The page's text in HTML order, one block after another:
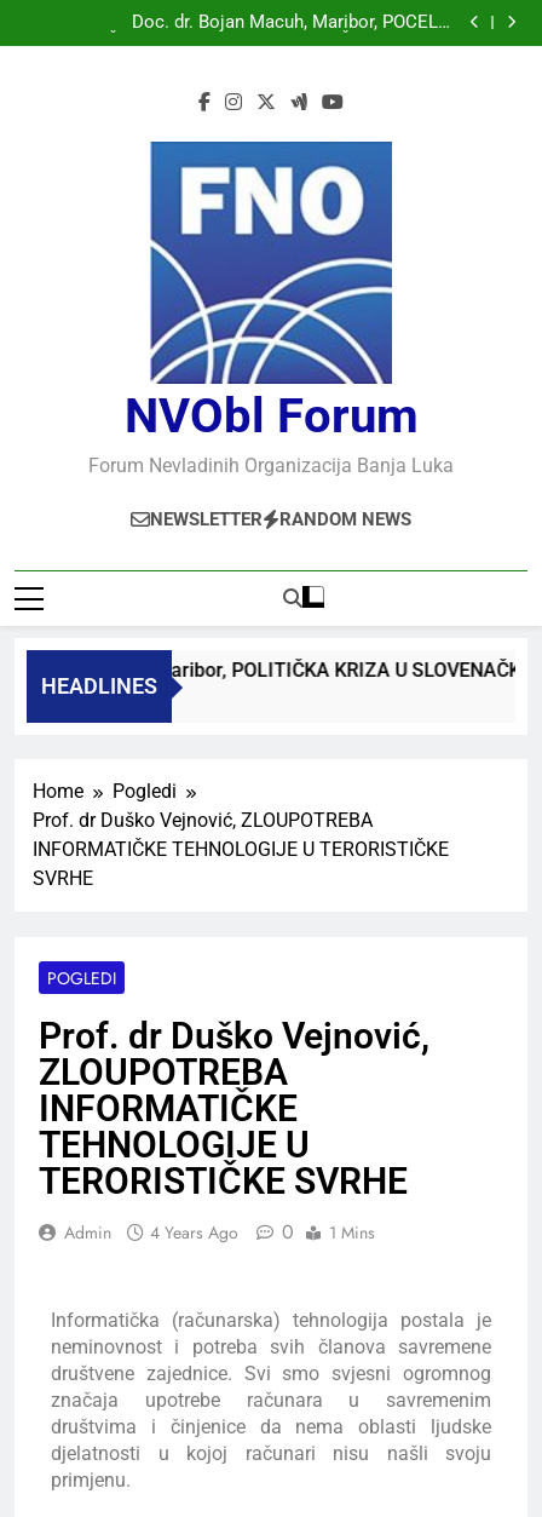
SLOVENAČKOM PARLAMENTU
Doc. dr. Bojan Macuh, Maribor, POČELO
OBILJEŽAVANJE 30 GODINA USPJEŠNOG RADA I
Prof.dr Vaso Bojanić, MOGU LI KOMPJUTERI POSTATI
Doc. dr. Bojan Macuh, Maribor, POLITIČKA KRIZA U
SLOVENAČKOM PARLAMENTU
Doc. dr. Bojan Macuh, Maribor, POČELO
RAZVOJA DEFENDOLOGIJE – POGLED IZ SLOVENIJE
AUTORITARNO LUDILO
NVObl Forum
Forum Nevladinih Organizacija Banja Luka
NEWSLETTER RANDOM NEWS
HEADLINES
Bojan Macuh, Maribor, POLITIČKA KRIZA U
Home
Pogledi
Prof. dr Duško Vejnović, ZLOUPOTREBA
INFORMATIČKE TEHNOLOGIJE U TERORISTIČKE
SVRHE
POGLEDI
Prof. dr Duško Vejnović,
ZLOUPOTREBA
INFORMATIČKE
TEHNOLOGIJE U
TERORISTIČKE SVRHE
Admin 4 Years Ago 0 1 Mins
Informatička (računarska) tehnologija postala je
neminovnost i potreba svih članova savremene
društvene zajednice. Svi smo svjesni ogromnog
značaja upotrebe računara u savremenim
društvima i činjenice da nema oblasti ljudske
djelatnosti u kojoj računari nisu našli svoju
primjenu.